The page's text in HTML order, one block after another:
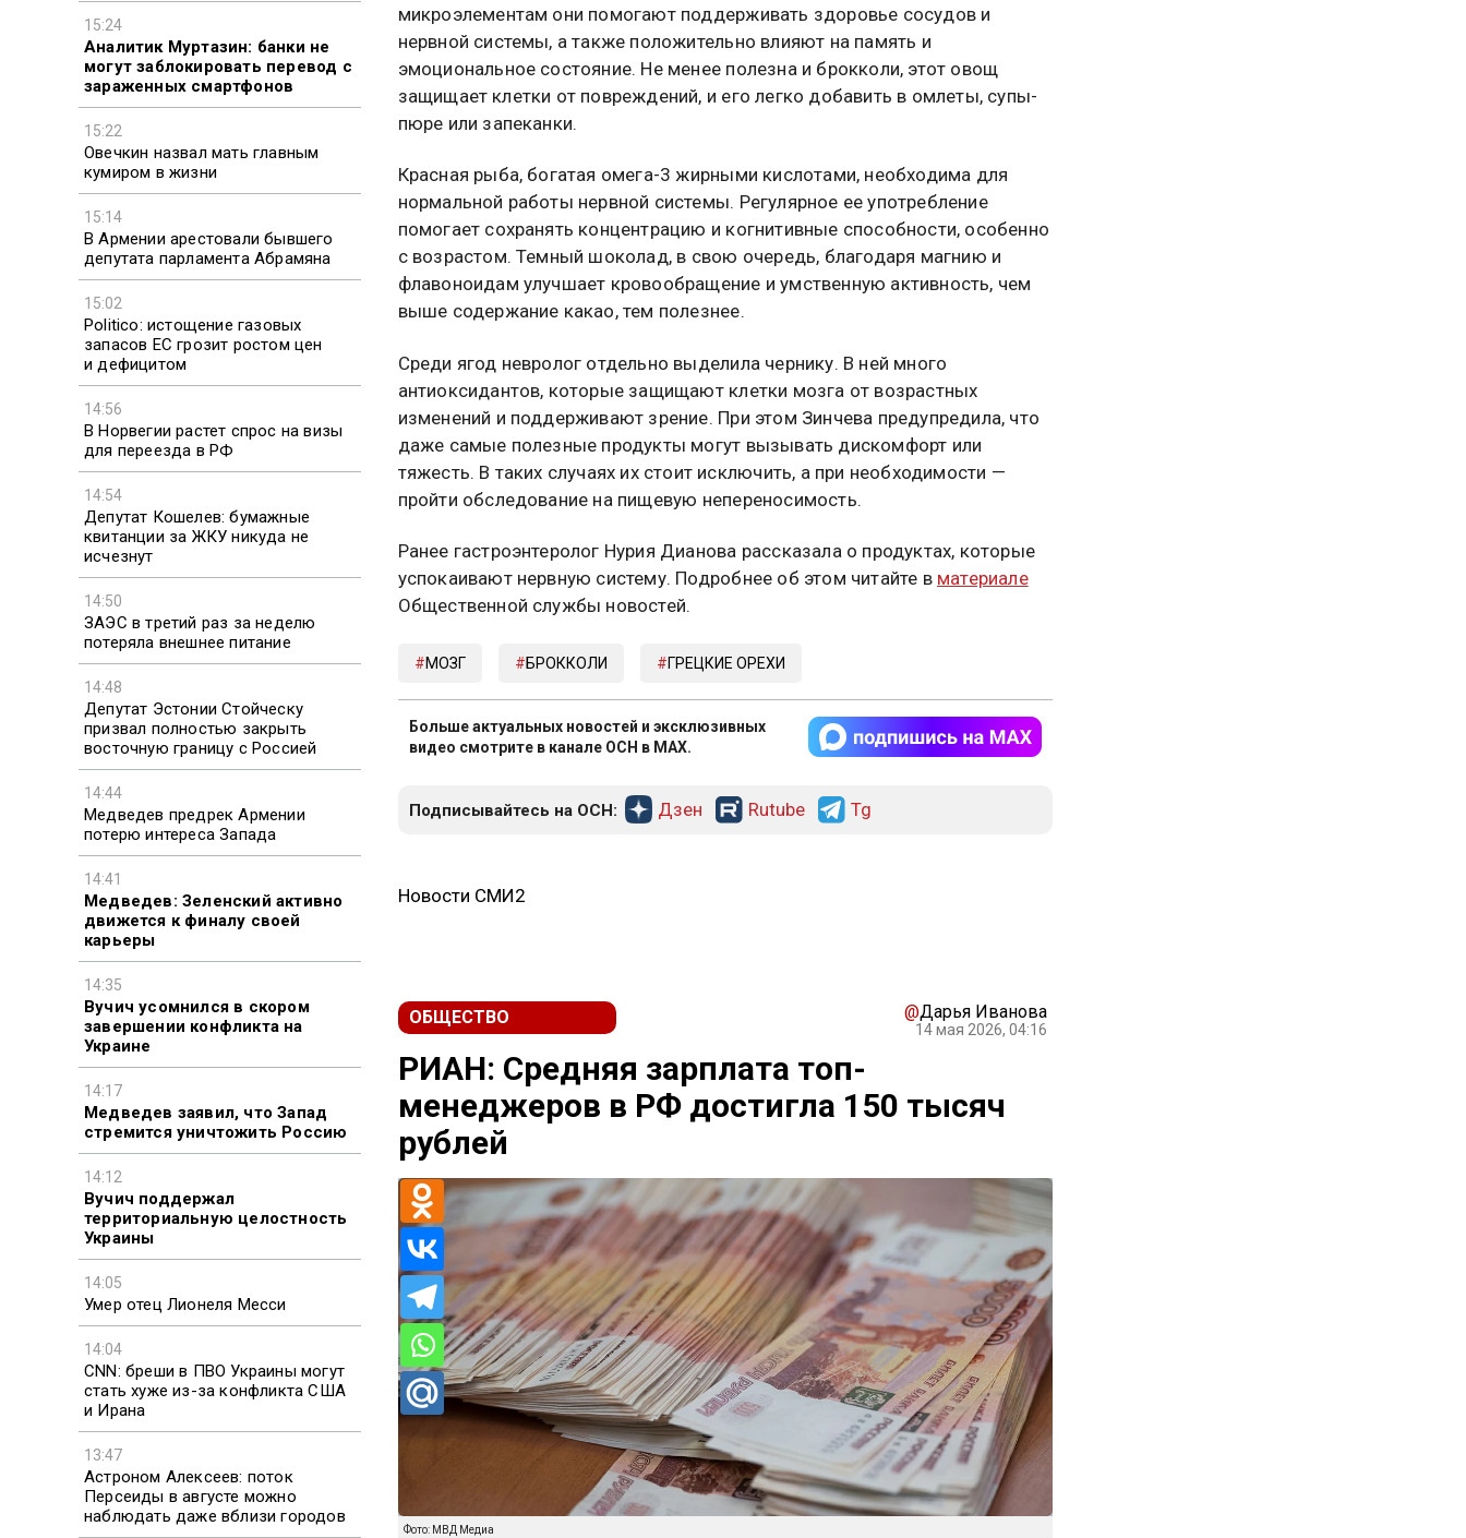
15:24
Аналитик Муртазин: банки не
могут заблокировать перевод с
зараженных смартфонов
15:22
Овечкин назвал мать главным
кумиром в жизни
15:14
В Армении арестовали бывшего
депутата парламента Абрамяна
15:02
Politico: истощение газовых
запасов ЕС грозит ростом цен
и дефицитом
14:56
В Норвегии растет спрос на визы
для переезда в РФ
14:54
Депутат Кошелев: бумажные
квитанции за ЖКУ никуда не
исчезнут
14:50
ЗАЭС в третий раз за неделю
потеряла внешнее питание
14:48
Депутат Эстонии Стойческу
призвал полностью закрыть
восточную границу с Россией
14:44
Медведев предрек Армении
потерю интереса Запада
14:41
Медведев: Зеленский активно
движется к финалу своей
карьеры
14:35
Вучич усомнился в скором
завершении конфликта на
Украине
14:17
Медведев заявил, что Запад
стремится уничтожить Россию
14:12
Вучич поддержал
территориальную целостность
Украины
14:05
Умер отец Лионеля Месси
14:04
CNN: бреши в ПВО Украины могут
стать хуже из-за конфликта США
и Ирана
13:47
Астроном Алексеев: поток
Персеиды в августе можно
наблюдать даже вблизи городов
микроэлементам они помогают поддерживать здоровье сосудов и
нервной системы, а также положительно влияют на память и
эмоциональное состояние. Не менее полезна и брокколи, этот овощ
защищает клетки от повреждений, и его легко добавить в омлеты, супы-
пюре или запеканки.
Красная рыба, богатая омега-3 жирными кислотами, необходима для
нормальной работы нервной системы. Регулярное ее употребление
помогает сохранять концентрацию и когнитивные способности, особенно
с возрастом. Темный шоколад, в свою очередь, благодаря магнию и
флавоноидам улучшает кровообращение и умственную активность, чем
выше содержание какао, тем полезнее.
Среди ягод невролог отдельно выделила чернику. В ней много
антиоксидантов, которые защищают клетки мозга от возрастных
изменений и поддерживают зрение. При этом Зинчева предупредила, что
даже самые полезные продукты могут вызывать дискомфорт или
тяжесть. В таких случаях их стоит исключить, а при необходимости —
пройти обследование на пищевую непереносимость.
Ранее гастроэнтеролог Нурия Дианова рассказала о продуктах, которые
успокаивают нервную систему. Подробнее об этом читайте в материале
Общественной службы новостей.
МОЗГ БРОККОЛИ ГРЕЦКИЕ ОРЕХИ
Больше актуальных новостей и эксклюзивных
видео смотрите в канале ОСН в MAX.
Подписывайтесь на ОСН: Дзен Rutube Tg
Новости СМИ2
ОБЩЕСТВО @Дарья Иванова
14 мая 2026, 04:16
РИАН: Средняя зарплата топ-
менеджеров в РФ достигла 150 тысяч
рублей
Фото: МВД Медиа